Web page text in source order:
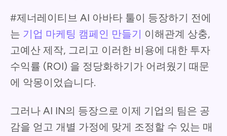
#제너레이티브 AI 아바타 툴이 등장하기 전에
는 기업 마케팅 캠페인 만들기 이해관계 상충,
고예산 제작, 그리고 이러한 비용에 대한 투자
수익률 (ROI) 을 정당화하기가 어려웠기 때문
에 악몽이었습니다.
그러나 AI IN의 등장으로 이제 기업의 팀은 공
감을 얻고 개별 가정에 맞게 조정할 수 있는 매